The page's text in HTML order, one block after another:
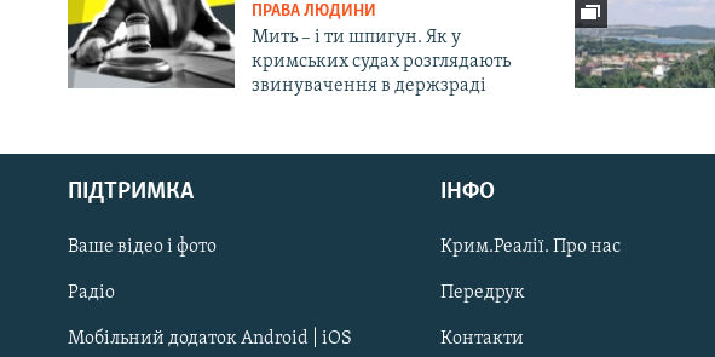
Русский
Qırımtatar
ДОЛУЧАЙСЯ!
ПРАВА ЛЮДИНИ
Мить – і ти шпигун. Як у
кримських судах розглядають
звинувачення в держзраді
ПІДТРИМКА
Ваше відео і фото
Радіо
Мобільний додаток Android | iOS
ІНФО
Крим.Реалії. Про нас
Передрук
Контакти